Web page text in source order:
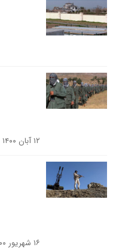
۱۲ آبان ۱۴۰۰
۱۶ شهریور ۱۴۰۰